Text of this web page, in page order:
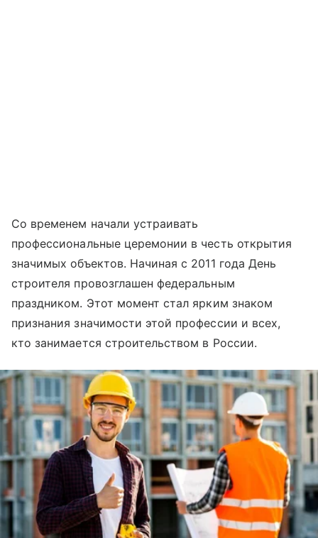
Со временем начали устраивать
профессиональные церемонии в честь открытия
значимых объектов. Начиная с 2011 года День
строителя провозглашен федеральным
праздником. Этот момент стал ярким знаком
признания значимости этой профессии и всех,
кто занимается строительством в России.